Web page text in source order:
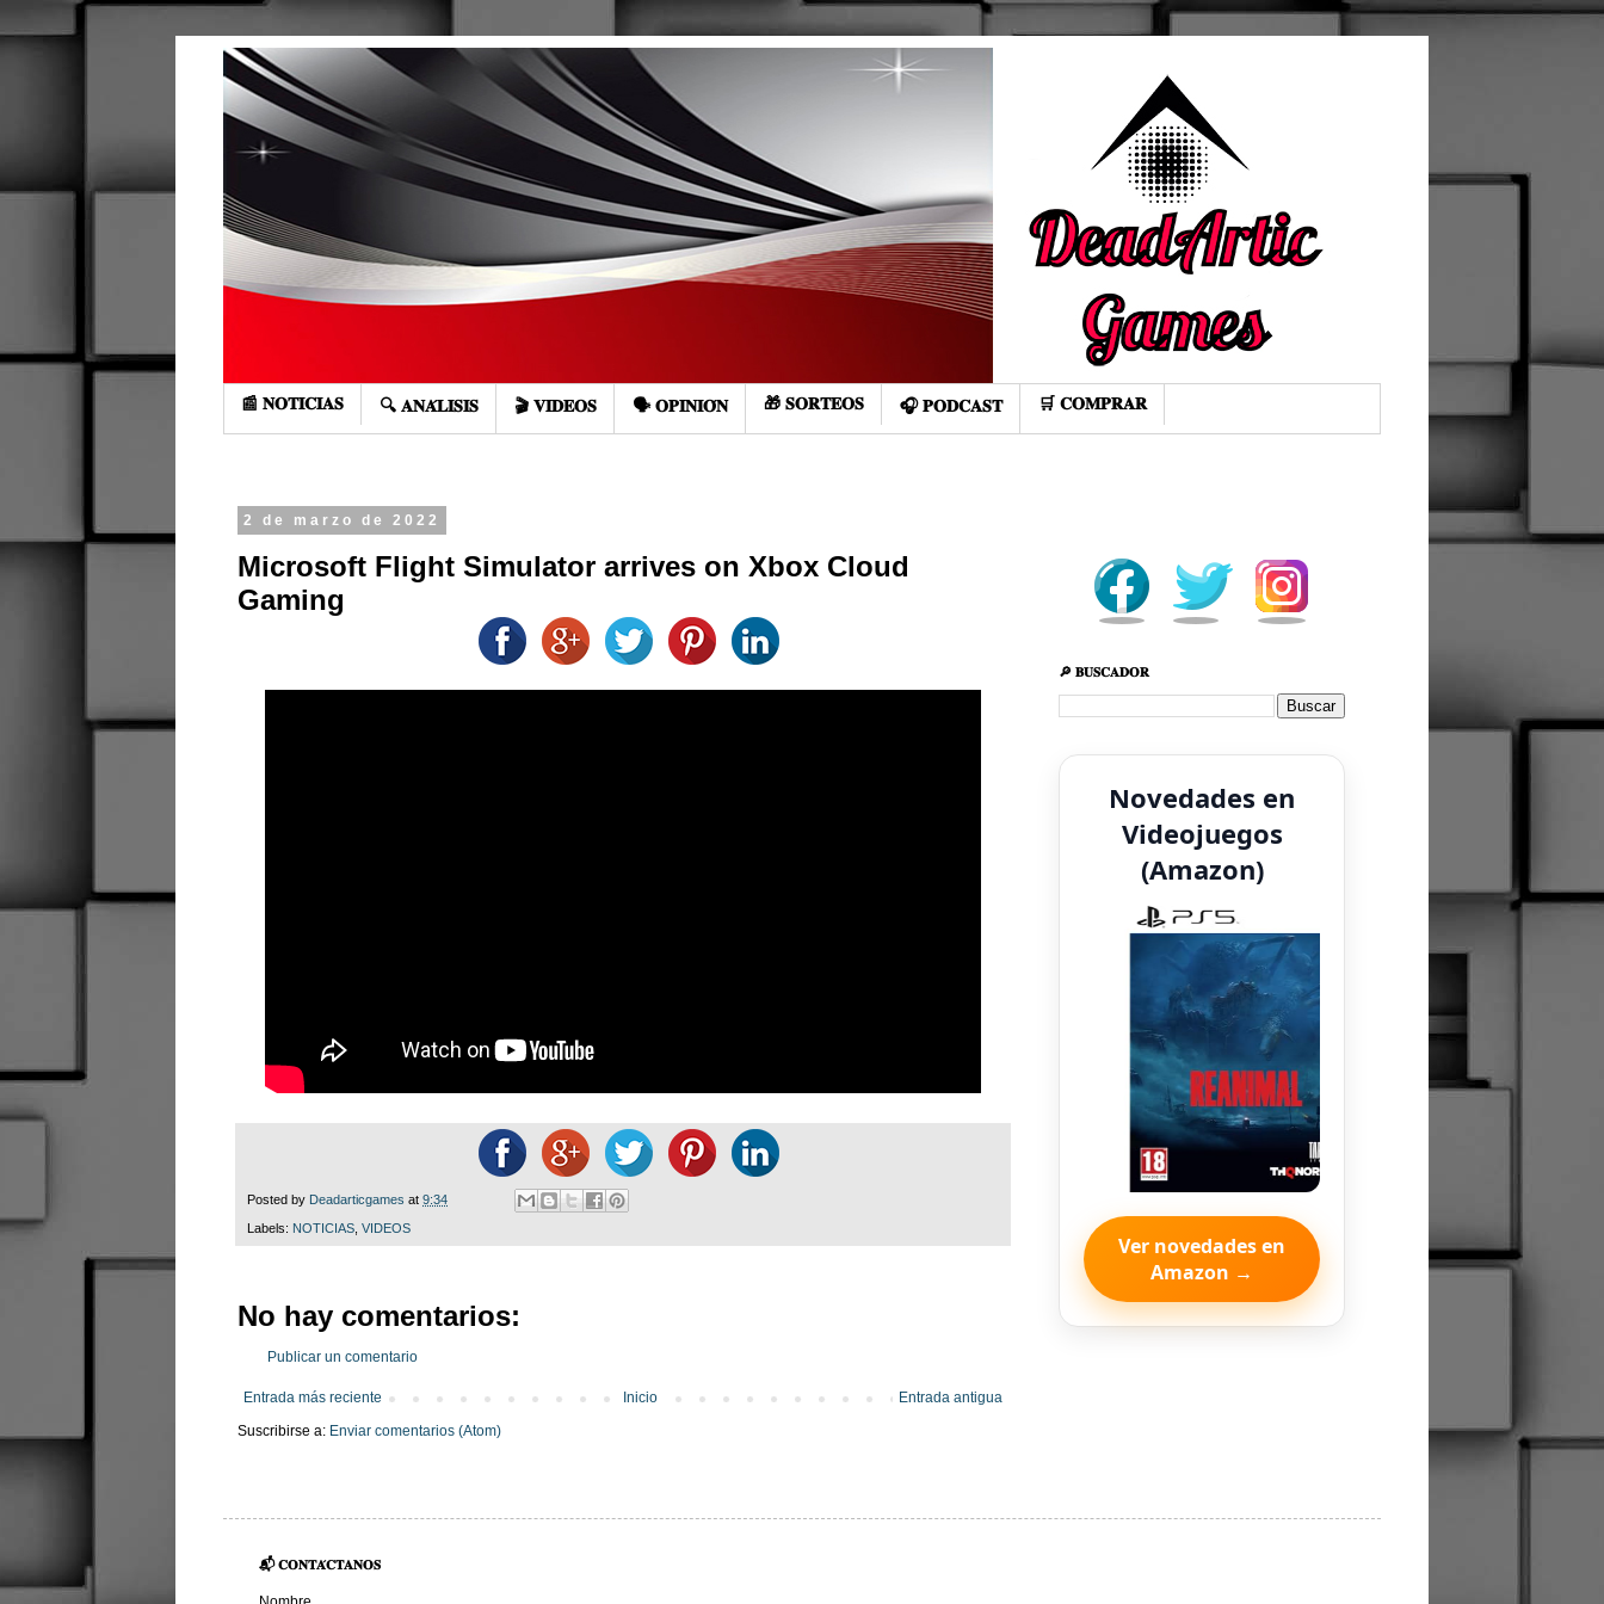
📰 𝐍𝐎𝐓𝐈𝐂𝐈𝐀𝐒 🔍 𝐀𝐍𝐀́𝐋𝐈𝐒𝐈𝐒 🎬 𝐕𝐈𝐃𝐄𝐎𝐒 🗣️ 𝐎𝐏𝐈𝐍𝐈𝐎́𝐍 🎁 𝐒𝐎𝐑𝐓𝐄𝐎𝐒 🎧 𝐏𝐎𝐃𝐂𝐀𝐒𝐓 🛒 𝐂𝐎𝐌𝐏𝐑𝐀𝐑
2 de marzo de 2022
Microsoft Flight Simulator arrives on Xbox Cloud
Gaming
Posted by Deadarticgames at 9:34
Labels: NOTICIAS VIDEOS
No hay comentarios:
Publicar un comentario
Entrada más reciente Entrada antigua
Inicio
Suscribirse a: Enviar comentarios (Atom)
🔎 𝐁𝐔𝐒𝐂𝐀𝐃𝐎𝐑
Novedades en
Videojuegos
(Amazon)
Ver novedades en
Amazon →
📬 𝐂𝐎𝐍𝐓𝐀́𝐂𝐓𝐀𝐍𝐎𝐒